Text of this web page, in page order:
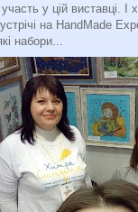
у цій виставці.
на HandMade
набори...